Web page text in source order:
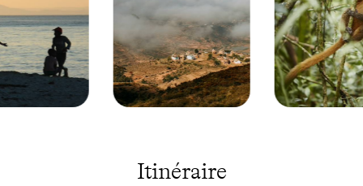
Rafidinjatovo
Itinéraire